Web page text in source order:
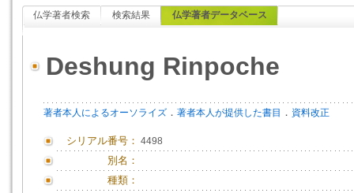
仏学著者検索 検索結果 仏学著者データベース
Deshung Rinpoche
著者本人によるオーソライズ ． 著者本人が提供した書目 ． 資料改正
シリアル番号： 4498
別名：
種類：